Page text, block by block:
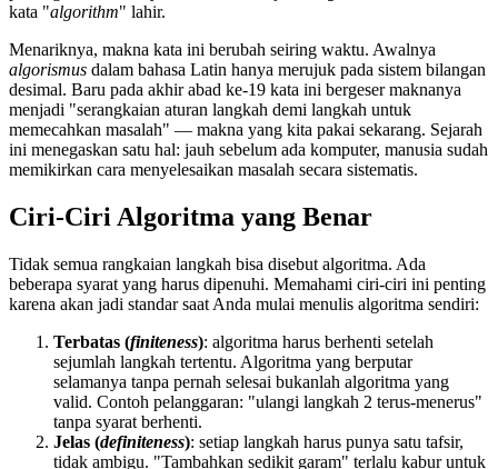
kata "algorithm" lahir.
Menariknya, makna kata ini berubah seiring waktu. Awalnya
algorismus dalam bahasa Latin hanya merujuk pada sistem bilangan
desimal. Baru pada akhir abad ke-19 kata ini bergeser maknanya
menjadi "serangkaian aturan langkah demi langkah untuk
memecahkan masalah" — makna yang kita pakai sekarang. Sejarah
ini menegaskan satu hal: jauh sebelum ada komputer, manusia sudah
memikirkan cara menyelesaikan masalah secara sistematis.
Ciri-Ciri Algoritma yang Benar
Tidak semua rangkaian langkah bisa disebut algoritma. Ada
beberapa syarat yang harus dipenuhi. Memahami ciri-ciri ini penting
karena akan jadi standar saat Anda mulai menulis algoritma sendiri:
Terbatas (finiteness): algoritma harus berhenti setelah
sejumlah langkah tertentu. Algoritma yang berputar
selamanya tanpa pernah selesai bukanlah algoritma yang
valid. Contoh pelanggaran: "ulangi langkah 2 terus-menerus"
tanpa syarat berhenti.
Jelas (definiteness): setiap langkah harus punya satu tafsir,
tidak ambigu. "Tambahkan sedikit garam" terlalu kabur untuk